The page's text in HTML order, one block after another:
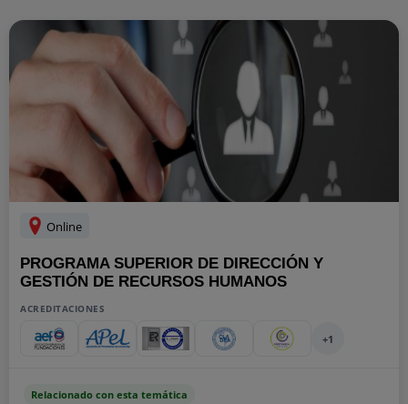
Online
PROGRAMA SUPERIOR DE DIRECCIÓN Y
GESTIÓN DE RECURSOS HUMANOS
ACREDITACIONES
+1
Relacionado con esta temática